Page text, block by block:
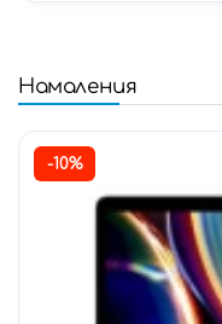
Намаления
-10%